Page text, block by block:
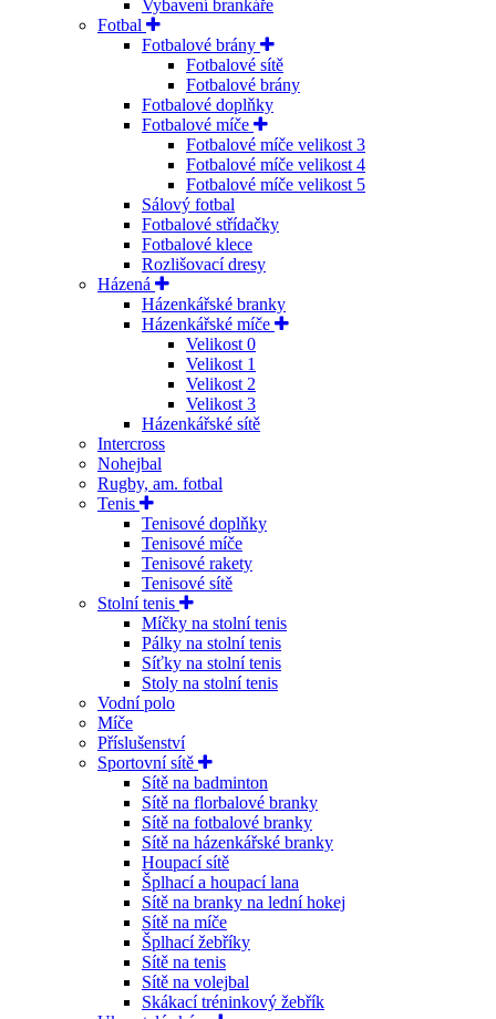
Vybavení brankáře
Fotbal
Fotbalové brány
Fotbalové sítě
Fotbalové brány
Fotbalové doplňky
Fotbalové míče
Fotbalové míče velikost 3
Fotbalové míče velikost 4
Fotbalové míče velikost 5
Sálový fotbal
Fotbalové střídačky
Fotbalové klece
Rozlišovací dresy
Házená
Házenkářské branky
Házenkářské míče
Velikost 0
Velikost 1
Velikost 2
Velikost 3
Házenkářské sítě
Intercross
Nohejbal
Rugby, am. fotbal
Tenis
Tenisové doplňky
Tenisové míče
Tenisové rakety
Tenisové sítě
Stolní tenis
Míčky na stolní tenis
Pálky na stolní tenis
Síťky na stolní tenis
Stoly na stolní tenis
Vodní polo
Míče
Příslušenství
Sportovní sítě
Sítě na badminton
Sítě na florbalové branky
Sítě na fotbalové branky
Sítě na házenkářské branky
Houpací sítě
Šplhací a houpací lana
Sítě na branky na lední hokej
Sítě na míče
Šplhací žebříky
Sítě na tenis
Sítě na volejbal
Skákací tréninkový žebřík